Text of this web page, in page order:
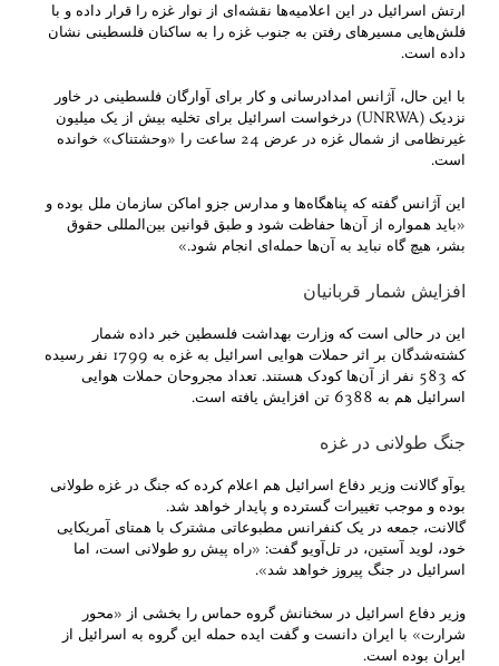
ارتش اسرائیل در این اعلامیه‌ها نقشه‌ای از نوار غزه را قرار داده و با
فلش‌هایی مسیرهای رفتن به جنوب غزه را به ساکنان فلسطینی نشان
داده است.
با این حال، آژانس امدادرسانی و کار برای آوارگان فلسطینی در خاور
نزدیک (UNRWA) درخواست اسرائیل برای تخلیه بیش از یک میلیون
غیرنظامی از شمال غزه در عرض 24 ساعت را «وحشتناک» خوانده
است.
این آژانس گفته که پناهگاه‌ها و مدارس جزو اماکن سازمان ملل بوده و
«باید همواره از آن‌ها حفاظت شود و طبق قوانین بین‌المللی حقوق
بشر، هیچ گاه نباید به آن‌ها حمله‌ای انجام شود.»
افزایش شمار قربانیان
این در حالی است که وزارت بهداشت فلسطین خبر داده شمار
کشته‌شدگان بر اثر حملات هوایی اسرائیل به غزه به 1799 نفر رسیده
که 583 نفر از آن‌ها کودک هستند. تعداد مجروحان حملات هوایی
اسرائیل هم به 6388 تن افزایش یافته است.
جنگ طولانی در غزه
یوآو گالانت وزیر دفاع اسرائیل هم اعلام کرده که جنگ در غزه طولانی
بوده و موجب تغییرات گسترده و پایدار خواهد شد.
گالانت، جمعه در یک کنفرانس مطبوعاتی مشترک با همتای آمریکایی
خود، لوید آستین، در تل‌آویو گفت: «راه پیش رو طولانی است، اما
اسرائیل در جنگ پیروز خواهد شد».
وزیر دفاع اسرائیل در سخنانش گروه حماس را بخشی از «محور
شرارت» با ایران دانست و گفت ایده حمله این گروه به اسرائیل از
ایران بوده است.